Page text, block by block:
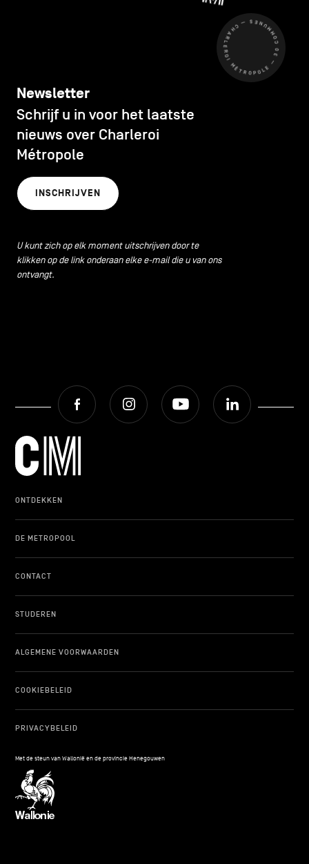
CHARLEROI MÉTROPOLE — 30 COMMUNES —
Newsletter
Schrijf u in voor het laatste
nieuws over Charleroi
Métropole
INSCHRIJVEN
U kunt zich op elk moment uitschrijven door te
klikken op de link onderaan elke e-mail die u van ons
ontvangt.
Facebook Instagram Youtube
ONTDEKKEN
DE METROPOOL
CONTACT
STUDEREN
ALGEMENE VOORWAARDEN
COOKIEBELEID
PRIVACYBELEID
Met de steun van Wallonië en de provincie Henegouwen